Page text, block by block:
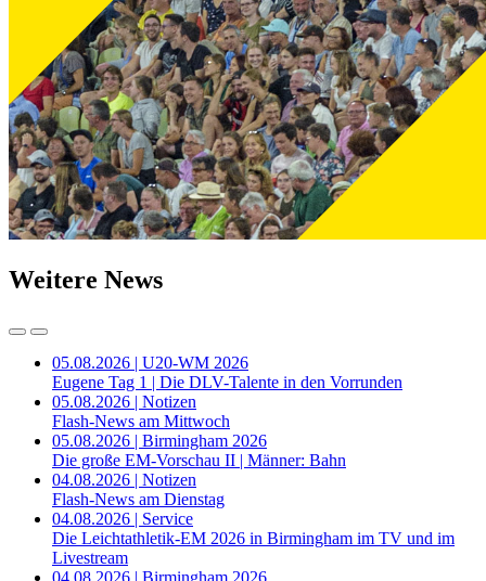
Weitere News
05.08.2026 | U20-WM 2026
Eugene Tag 1 | Die DLV-Talente in den Vorrunden
05.08.2026 | Notizen
Flash-News am Mittwoch
05.08.2026 | Birmingham 2026
Die große EM-Vorschau II | Männer: Bahn
04.08.2026 | Notizen
Flash-News am Dienstag
04.08.2026 | Service
Die Leichtathletik-EM 2026 in Birmingham im TV und im
Livestream